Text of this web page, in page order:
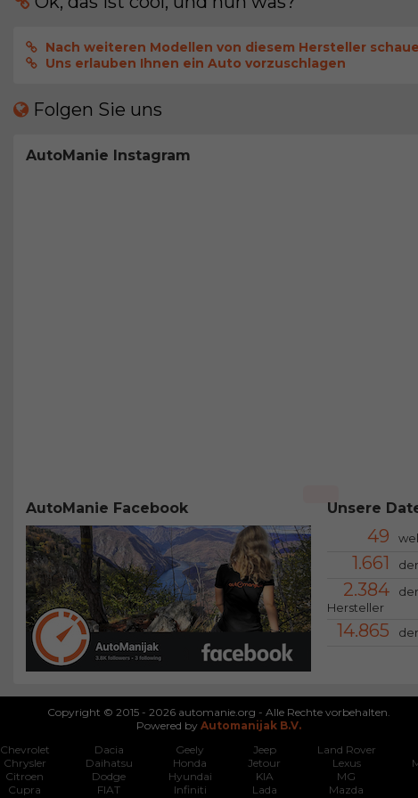
Nach weiteren Modellen von diesem Hersteller
Uns erlauben Ihnen ein Auto vorzuschlagen
Folgen Sie uns
AutoManie Instagram
AutoManie Facebook Unsere
49
1.661
2.384
Hersteller
14.865
Copyright © 2015 - 2026 automanie.org - Alle Rechte vorbehalten.
Powered by Automanijak B.V.
Chevrolet
Chrysler
Citroen
Cupra
Dacia
Daihatsu
Dodge
FIAT
Geely
Honda
Hyundai
Infiniti
Jeep
Jetour
KIA
Lada
Land Rover
Lexus
MG
Mazda